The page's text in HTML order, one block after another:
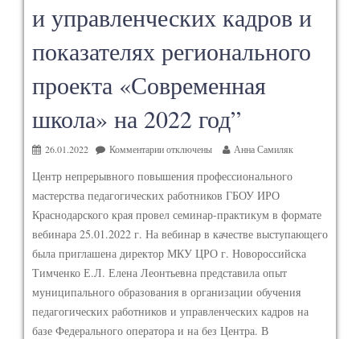
и управленческих кадров и
показателях регионального
проекта «Современная
школа» на 2022 год”
26.01.2022 Комментарииотключены Анна Самиляк
Центр непрерывного повышения профессионального
мастерства педагогических работников ГБОУ ИРО
Краснодарского края провел семинар-практикум в формате
вебинара 25.01.2022 г. На вебинар в качестве выступающего
была приглашена директор МКУ ЦРО г. Новороссийска
Тимченко Е.Л. Елена Леонтьевна представила опыт
муниципального образования в организации обучения
педагогических работников и управленческих кадров на
базе Федерального оператора и на без Центра. В